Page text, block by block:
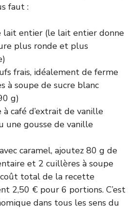
faut :
lait entier (le lait entier donne
plus ronde et plus
frais, idéalement de ferme
à soupe de sucre blanc
g)
café d’extrait de vanille
une gousse de vanille
caramel, ajoutez 80 g de
et 2 cuillères à soupe
coût total de la recette
2,50 € pour 6 portions. C’est
dans tous les sens du